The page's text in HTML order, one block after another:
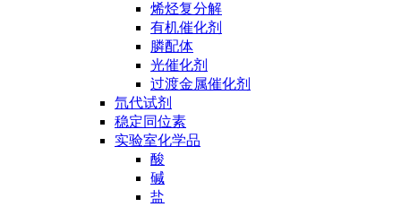
烯烃复分解
有机催化剂
膦配体
光催化剂
过渡金属催化剂
氘代试剂
稳定同位素
实验室化学品
酸
碱
盐